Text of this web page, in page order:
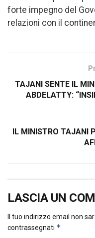
forte impegno del
relazioni con il
TAJANI SENTE IL
ABDELATTY:
IL MINISTRO TAJANI
LASCIA UN
Il tuo indirizzo email non
contrassegnati *